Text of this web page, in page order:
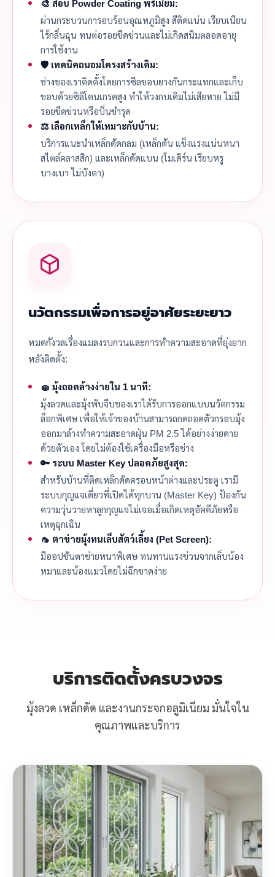
🎨 สีอบ Powder Coating พรีเมียม:
ผ่านกระบวนการอบร้อนอุณหภูมิสูง สีติดแน่น เรียบเนียน
ไร้กลิ่นฉุน ทนต่อรอยขีดข่วนและไม่เกิดสนิมตลอดอายุ
การใช้งาน
🛡️ เทคนิคถนอมโครงสร้างเดิม:
ช่างของเราติดตั้งโดยการซีลขอบยางกันกระแทกและเก็บ
ขอบด้วยซิลิโคนเกรดสูง ทำให้วงกบเดิมไม่เสียหาย ไม่มี
รอยขีดข่วนหรือบิ่นชำรุด
⚖️ เลือกเหล็กให้เหมาะกับบ้าน:
บริการแนะนำเหล็กดัดกลม (เหล็กตัน แข็งแรงแน่นหนา
สไตล์คลาสสิก) และเหล็กดัดแบน (โมเดิร์น เรียบหรู
บางเบา ไม่บังตา)
นวัตกรรมเพื่อการอยู่อาศัยระยะยาว
หมดกังวลเรื่องแมลงรบกวนและการทำความสะอาดที่ยุ่งยาก
หลังติดตั้ง:
🧽 มุ้งถอดล้างง่ายใน 1 นาที:
มุ้งลวดและมุ้งพับจีบของเราได้รับการออกแบบนวัตกรรม
ล็อกพิเศษ เพื่อให้เจ้าของบ้านสามารถกดถอดตัวกรอบมุ้ง
ออกมาล้างทำความสะอาดฝุ่น PM 2.5 ได้อย่างง่ายดาย
ด้วยตัวเอง โดยไม่ต้องใช้เครื่องมือหรือช่าง
🔑 ระบบ Master Key ปลอดภัยสูงสุด:
สำหรับบ้านที่ติดเหล็กดัดครอบหน้าต่างและประตู เรามี
ระบบกุญแจเดี่ยวที่เปิดได้ทุกบาน (Master Key) ป้องกัน
ความวุ่นวายหาลูกกุญแจไม่เจอเมื่อเกิดเหตุอัคคีภัยหรือ
เหตุฉุกเฉิน
🦟 ตาข่ายมุ้งทนเล็บสัตว์เลี้ยง (Pet Screen):
มีออปชันตาข่ายหนาพิเศษ ทนทานแรงข่วนจากเล็บน้อง
หมาและน้องแมวโดยไม่ฉีกขาดง่าย
บริการติดตั้งครบวงจร
มุ้งลวด เหล็กดัด และงานกระจกอลูมิเนียม มั่นใจใน
คุณภาพและบริการ